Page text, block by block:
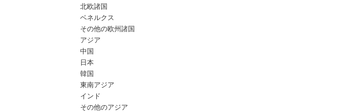
北欧諸国
ベネルクス
その他の欧州諸国
アジア
中国
日本
韓国
東南アジア
インド
その他のアジア